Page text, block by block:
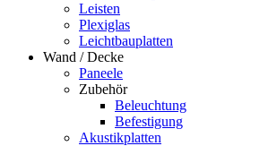
Leisten
Plexiglas
Leichtbauplatten
Wand / Decke
Paneele
Zubehör
Beleuchtung
Befestigung
Akustikplatten